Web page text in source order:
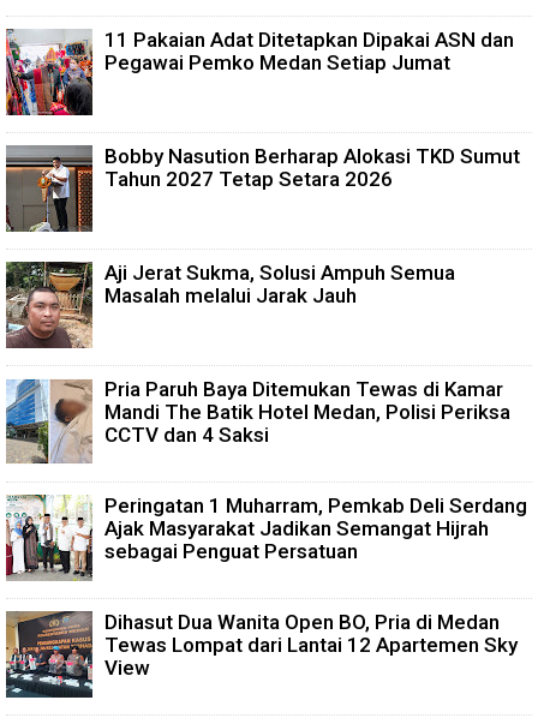
11 Pakaian Adat Ditetapkan Dipakai ASN dan
Pegawai Pemko Medan Setiap Jumat
Bobby Nasution Berharap Alokasi TKD Sumut
Tahun 2027 Tetap Setara 2026
Aji Jerat Sukma, Solusi Ampuh Semua
Masalah melalui Jarak Jauh
Pria Paruh Baya Ditemukan Tewas di Kamar
Mandi The Batik Hotel Medan, Polisi Periksa
CCTV dan 4 Saksi
Peringatan 1 Muharram, Pemkab Deli Serdang
Ajak Masyarakat Jadikan Semangat Hijrah
sebagai Penguat Persatuan
Dihasut Dua Wanita Open BO, Pria di Medan
Tewas Lompat dari Lantai 12 Apartemen Sky
View